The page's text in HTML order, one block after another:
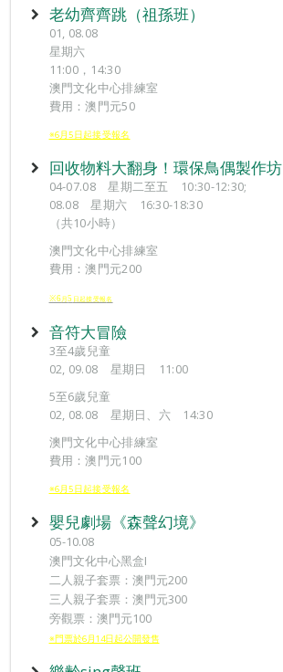
老幼齊齊跳（祖孫班）
01, 08.08
星期六
11:00，14:30
澳門文化中心排練室
費用：澳門元50
※6月5日起接受報名
回收物料大翻身！環保鳥偶製作坊
04-07.08 星期二至五 10:30-12:30;
08.08 星期六 16:30-18:30
（共10小時）
澳門文化中心排練室
費用：澳門元200
※6 月5 日起接受報名
音符大冒險
3至4歲兒童
02, 09.08 星期日 11:00
5至6歲兒童
02, 08.08 星期日、六 14:30
澳門文化中心排練室
費用：澳門元100
※6月5日起接受報名
嬰兒劇場《森聲幻境》
05-10.08
澳門文化中心黑盒I
二人親子套票：澳門元200
三人親子套票：澳門元300
旁觀票：澳門元100
※門票於6月14日起公開發售